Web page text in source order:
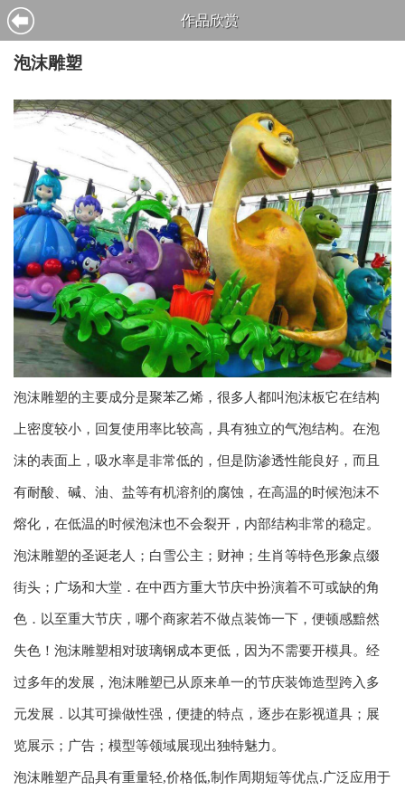
作品欣赏
泡沫雕塑
泡沫雕塑的主要成分是聚苯乙烯，很多人都叫泡沫板它在结构
上密度较小，回复使用率比较高，具有独立的气泡结构。在泡
沫的表面上，吸水率是非常低的，但是防渗透性能良好，而且
有耐酸、碱、油、盐等有机溶剂的腐蚀，在高温的时候泡沫不
熔化，在低温的时候泡沫也不会裂开，内部结构非常的稳定。
泡沫雕塑的圣诞老人；白雪公主；财神；生肖等特色形象点缀
街头；广场和大堂．在中西方重大节庆中扮演着不可或缺的角
色．以至重大节庆，哪个商家若不做点装饰一下，便顿感黯然
失色！泡沫雕塑相对玻璃钢成本更低，因为不需要开模具。经
过多年的发展，泡沫雕塑已从原来单一的节庆装饰造型跨入多
元发展．以其可操做性强，便捷的特点，逐步在影视道具；展
览展示；广告；模型等领域展现出独特魅力。
泡沫雕塑产品具有重量轻,价格低,制作周期短等优点.广泛应用于